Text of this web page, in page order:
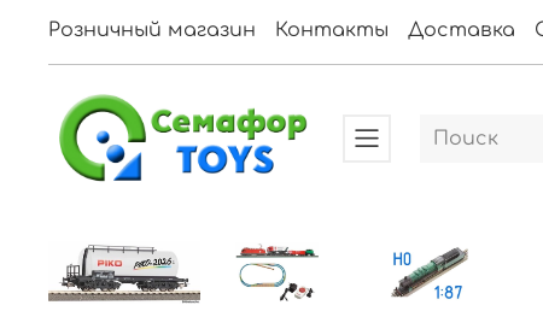
Розничный магазин Контакты Доставка